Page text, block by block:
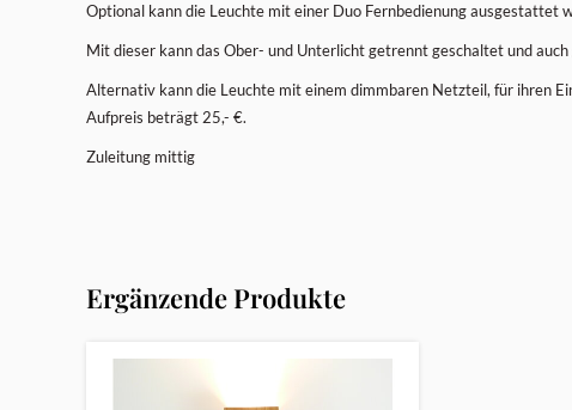
Optional kann die Leuchte mit einer Duo Fernbedienung ausgestattet
Mit dieser kann das Ober- und Unterlicht getrennt geschaltet und
Alternativ kann die Leuchte mit einem dimmbaren Netzteil, für ihren
Aufpreis beträgt 25,- €.
Zuleitung mittig
Ergänzende Produkte